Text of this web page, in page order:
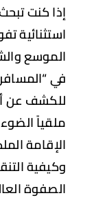
كنت تبحث عن
تفوق
والشمولي
“المسافر
عن أسرار
الضوء على
الملكية،
التنقل
العالمية.